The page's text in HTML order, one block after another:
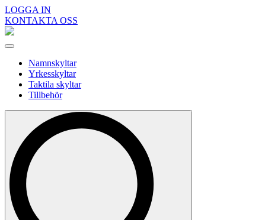
LOGGA IN
KONTAKTA OSS
Namnskyltar
Yrkesskyltar
Taktila skyltar
Tillbehör